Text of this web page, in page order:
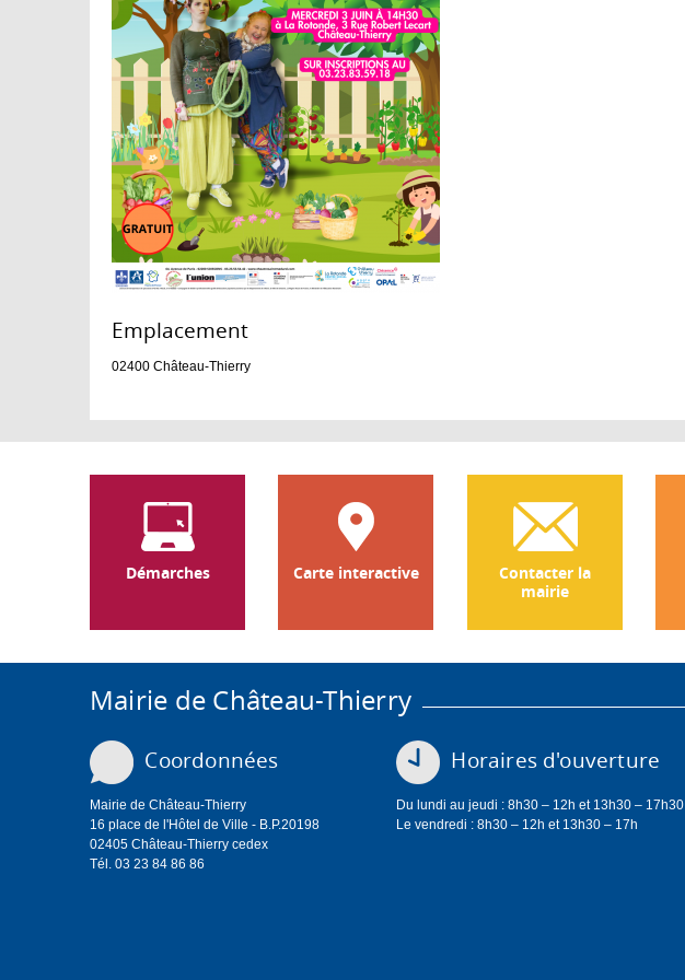
Emplacement :
02400 Château-Thierry
Démarches Carte interactive
Contacter la
mairie
Mairie de Château-Thierry
Coordonnées
Mairie de Château-Thierry
16 place de l'Hôtel de Ville - B.P.20198
02405 Château-Thierry cedex
Tél. 03 23 84 86 86
Horaires d'ouverture
Du lundi au jeudi : 8h30 – 12h et 13h30 – 17h30
Le vendredi : 8h30 – 12h et 13h30 – 17h